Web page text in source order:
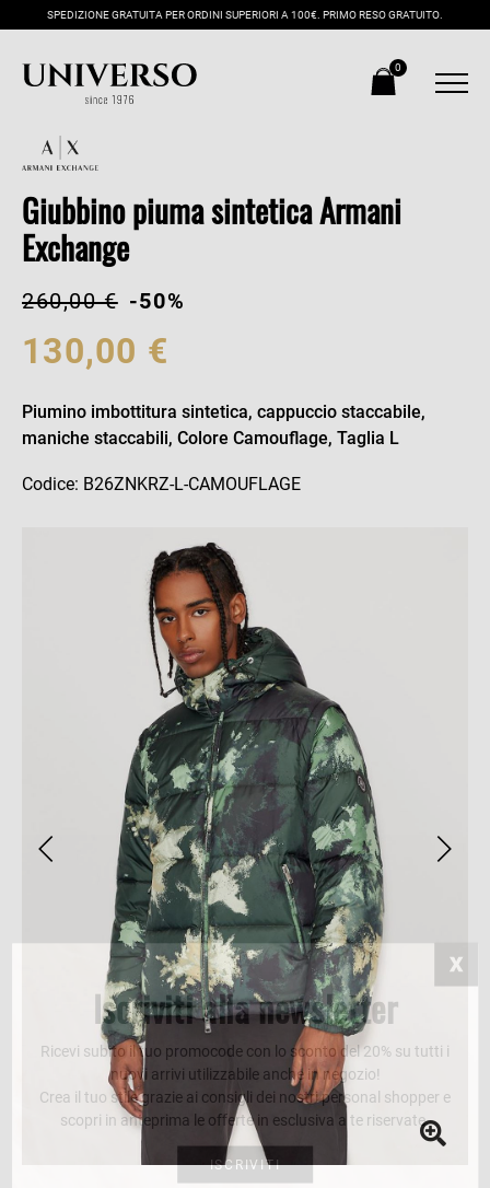
SPEDIZIONE GRATUITA PER ORDINI SUPERIORI A 100€. PRIMO RESO GRATUITO.
0
Giubbino piuma sintetica Armani
Exchange
260,00 € -50%
130,00 €
Piumino imbottitura sintetica, cappuccio staccabile,
maniche staccabili, Colore Camouflage, Taglia L
Codice: B26ZNKRZ-L-CAMOUFLAGE
Iscriviti alla newsletter
Ricevi subito il tuo promocode con lo sconto del 20% su tutti i
nuovi arrivi utilizzabile anche in negozio!
Crea il tuo stile grazie ai consigli dei nostri personal shopper e
scopri in anteprima le offerte in esclusiva a te riservate.
ISCRIVITI